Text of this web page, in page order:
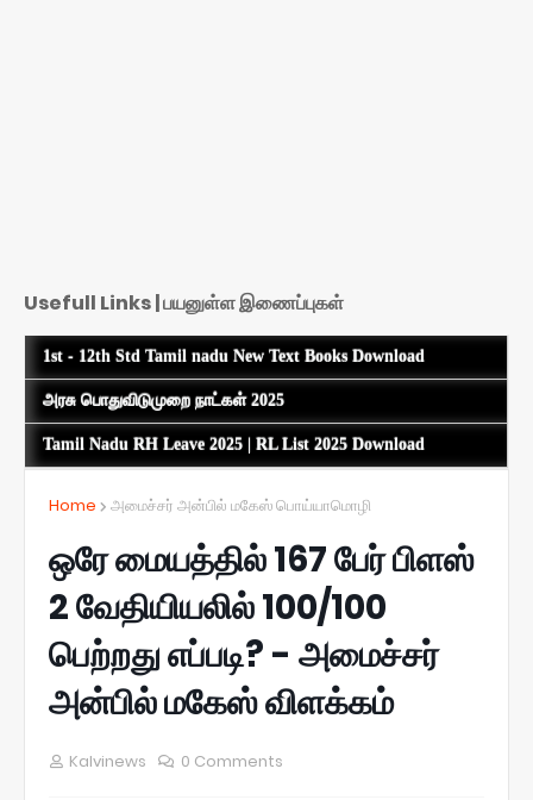
Usefull Links | பயனுள்ள இணைப்புகள்
1st - 12th Std Tamil nadu New Text Books Download
அரசு பொதுவிடுமுறை நாட்கள் 2025
Tamil Nadu RH Leave 2025 | RL List 2025 Download
Home அமைச்சர் அன்பில் மகேஸ் பொய்யாமொழி
ஒரே மையத்தில் 167 பேர் பிளஸ்
2 வேதியியலில் 100/100
பெற்றது எப்படி? - அமைச்சர்
அன்பில் மகேஸ் விளக்கம்
Kalvinews 0 Comments